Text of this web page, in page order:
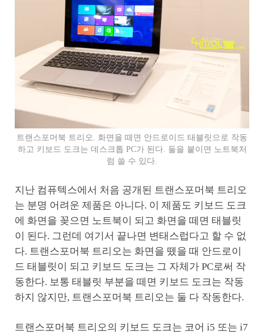
트랜스포머북 트리오. 화면을 떼면 안드로이드 태블릿으로 작동
하고 키보드 도크는 데스크톱 PC가 된다. 둘을 붙이면 노트북처
럼 쓸 수 있다.
지난 컴퓨텍스에서 처음 공개된 트랜스포머북 트리오
는 분명 어려운 제품은 아니다. 이 제품도 키보드 도크
에 화면을 꽂으면 노트북이 되고 화면을 떼면 태블릿
이 된다. 그런데 여기서 끝나면 변태스럽다고 할 수 없
다. 트랜스포머북 트리오는 화면을 뗐을 때 안드로이
드 태블릿이 되고 키보드 도크는 그 자체가 PC로써 작
동한다. 보통 태블릿 부분을 떼면 키보드 도크는 작동
하지 않지만, 트랜스포머북 트리오는 둘 다 작동한다.
트랜스포머북 트리오의 키보드 도크는 코어 i5 또는 i7